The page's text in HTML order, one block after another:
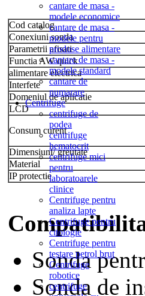
cantare de masa -
modele economice
cantare de masa -
modele pentru
produse alimentare
cantare de masa -
modele standard
cantare de
numarare
Centrifuge
centrifuge de
podea
centrifuge
hematocrit
centrifuge mici
pentru
laboratoarele
clinice
Centrifuge pentru
analiza lapte
Centrifuge pentru
citologie
Centrifuge pentru
testare petrol brut
Centrifuge
robotice
centrifuge
Cod catalog
Conexiuni sonda
Parametrii afisati
Functia AW quick
alimentare electrica
Interfete
Domeniul de aplicatie
LCD
Consum curent
Dimensiuni/ greutate
Material
IP protectie
Sonda
Sonda de